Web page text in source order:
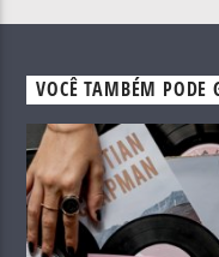
VOCÊ TAMBÉM PODE